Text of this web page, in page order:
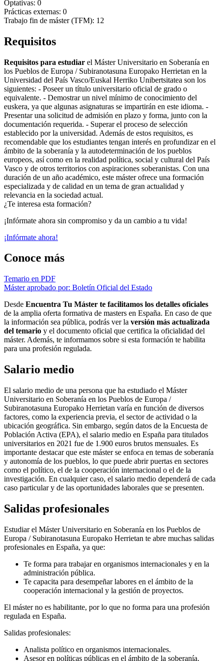
Optativas: 0
Prácticas externas: 0
Trabajo fin de máster (TFM): 12
Requisitos
Requisitos para estudiar el Máster Universitario en Soberanía en
los Pueblos de Europa / Subiranotasuna Europako Herrietan en la
Universidad del País Vasco/Euskal Herriko Unibertsitatea son los
siguientes: - Poseer un título universitario oficial de grado o
equivalente. - Demostrar un nivel mínimo de conocimiento del
euskera, ya que algunas asignaturas se impartirán en este idioma. -
Presentar una solicitud de admisión en plazo y forma, junto con la
documentación requerida. - Superar el proceso de selección
establecido por la universidad. Además de estos requisitos, es
recomendable que los estudiantes tengan interés en profundizar en el
ámbito de la soberanía y la autodeterminación de los pueblos
europeos, así como en la realidad política, social y cultural del País
Vasco y de otros territorios con aspiraciones soberanistas. Con una
duración de un año académico, este máster ofrece una formación
especializada y de calidad en un tema de gran actualidad y
relevancia en la sociedad actual.
¿Te interesa esta formación?
¡Infórmate ahora sin compromiso y da un cambio a tu vida!
¡Infórmate ahora!
Conoce más
Temario en PDF
Máster aprobado por: Boletín Oficial del Estado
Desde Encuentra Tu Máster te facilitamos los detalles oficiales
de la amplia oferta formativa de masters en España. En caso de que
la información sea pública, podrás ver la versión más actualizada
del temario y el documento oficial que certifica la oficialidad del
máster. Además, te informamos sobre si esta formación te habilita
para una profesión regulada.
Salario medio
El salario medio de una persona que ha estudiado el Máster
Universitario en Soberanía en los Pueblos de Europa /
Subiranotasuna Europako Herrietan varía en función de diversos
factores, como la experiencia previa, el sector de actividad o la
ubicación geográfica. Sin embargo, según datos de la Encuesta de
Población Activa (EPA), el salario medio en España para titulados
universitarios en 2021 fue de 1.900 euros brutos mensuales. Es
importante destacar que este máster se enfoca en temas de soberanía
y autonomía de los pueblos, lo que puede abrir puertas en sectores
como el político, el de la cooperación internacional o el de la
investigación. En cualquier caso, el salario medio dependerá de cada
caso particular y de las oportunidades laborales que se presenten.
Salidas profesionales
Estudiar el Máster Universitario en Soberanía en los Pueblos de
Europa / Subiranotasuna Europako Herrietan te abre muchas salidas
profesionales en España, ya que:
Te forma para trabajar en organismos internacionales y en la
administración pública.
Te capacita para desempeñar labores en el ámbito de la
cooperación internacional y la gestión de proyectos.
El máster no es habilitante, por lo que no forma para una profesión
regulada en España.
Salidas profesionales:
Analista político en organismos internacionales.
Asesor en políticas públicas en el ámbito de la soberanía.